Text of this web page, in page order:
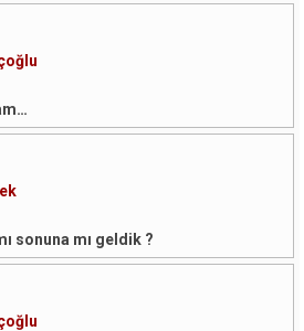
sonuna mı geldik ?